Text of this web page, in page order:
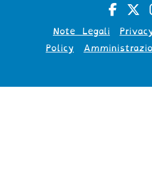
Note Legali
Policy